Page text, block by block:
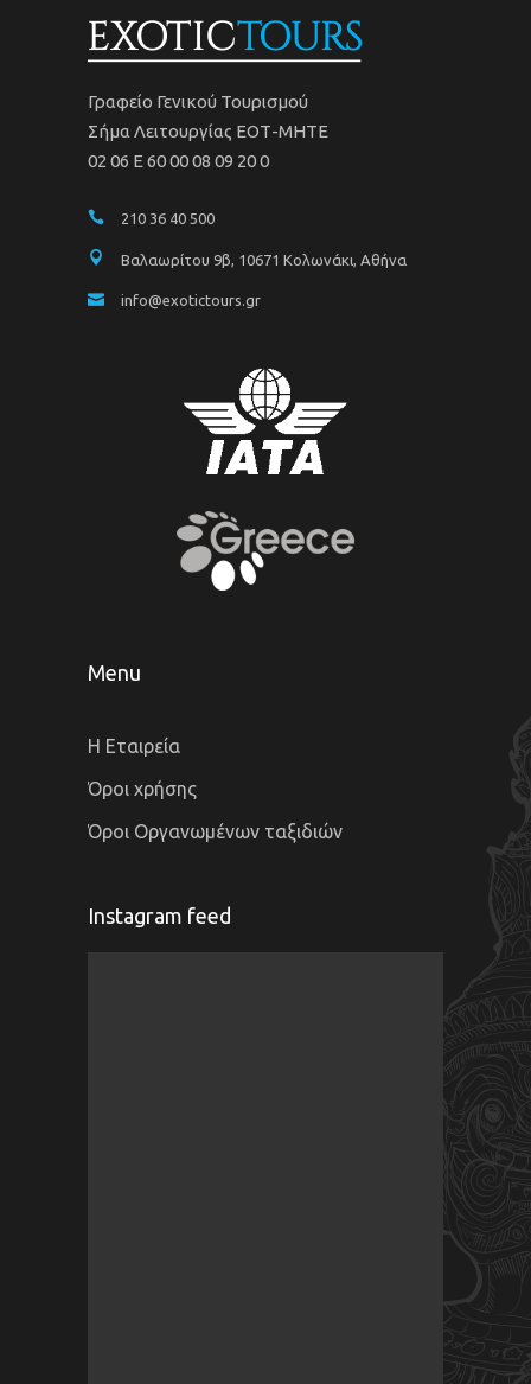
Γραφείο Γενικού Τουρισμού
Σήμα Λειτουργίας ΕΟΤ-ΜΗΤΕ
02 06 Ε 60 00 08 09 20 0
210 36 40 500
Βαλαωρίτου 9β, 10671 Κολωνάκι, Αθήνα
info@exotictours.gr
Menu
Η Εταιρεία
Όροι χρήσης
Όροι Οργανωμένων ταξιδιών
Instagram feed